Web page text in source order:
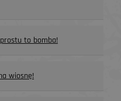
to bomba!
wiosnę!